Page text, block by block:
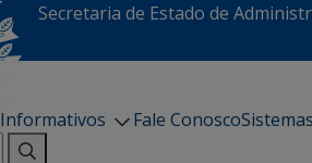
Secretaria de Estado de
Informativos Fale ConoscoSistemas